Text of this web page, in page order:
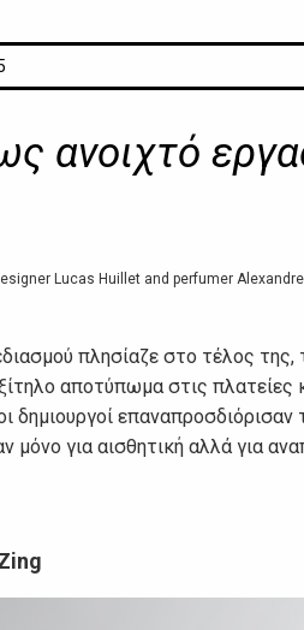
ανοιχτό
Lucas Huillet and perfumer
πλησίαζε στο τέλος
αποτύπωμα στις πλατείες
δημιουργοί
μόνο για αισθητική αλλά για